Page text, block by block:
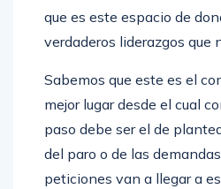
que es este espacio de
verdaderos liderazgos que
Sabemos que este es el
mejor lugar desde el cual
paso debe ser el de
del paro o de las
peticiones van a llegar a